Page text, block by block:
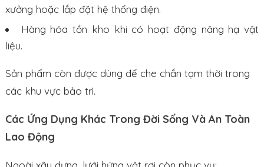
xưởng hoặc lắp đặt hệ thống điện.
Hàng hóa tồn kho khi có hoạt động nâng hạ vật
liệu.
Sản phẩm còn được dùng để che chắn tạm thời trong
các khu vực bảo trì.
Các Ứng Dụng Khác Trong Đời Sống Và An Toàn
Lao Động